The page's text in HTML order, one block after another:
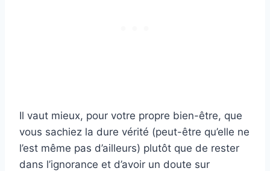
Il vaut mieux, pour votre propre bien-être, que
vous sachiez la dure vérité (peut-être qu’elle ne
l’est même pas d’ailleurs) plutôt que de rester
dans l’ignorance et d’avoir un doute sur